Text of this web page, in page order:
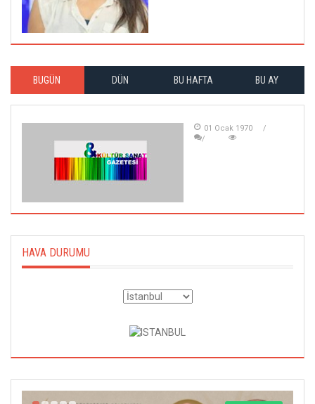
BUGÜN DÜN BU HAFTA BU AY
01 Ocak 1970
HAVA DURUMU